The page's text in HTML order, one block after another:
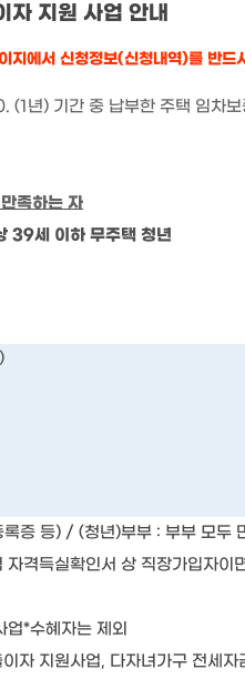
자 지원 사업 안내
에서 신청정보(신청내역)를 반
(1 년) 기간 중 납부한 주택 임차
족하는 자
39세
이하 무주택 청년
)
록증 등) / (청년)부부 : 부부 모두
자격득실확인서 상 직장가입자이
업*수혜자는 제외
자 지원사업, 다자녀가구 전세자